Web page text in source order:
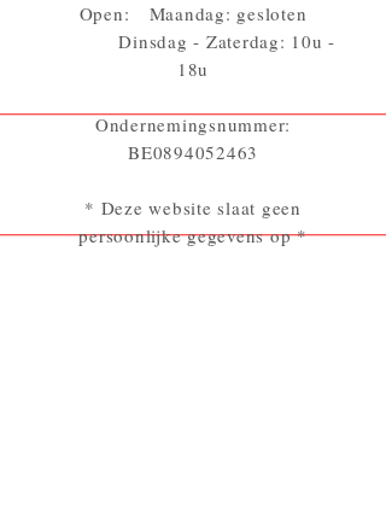
Open: Maandag: gesloten
Dinsdag - Zaterdag: 10u -
18u
Ondernemingsnummer:
BE0894052463
* Deze website slaat geen
persoonlijke gegevens op *